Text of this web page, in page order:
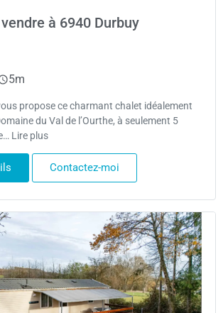
à 6940 Durbuy
5m
propose ce charmant chalet idéalement
du Val de l’Ourthe, à seulement 5
Lire plus
Contactez-moi